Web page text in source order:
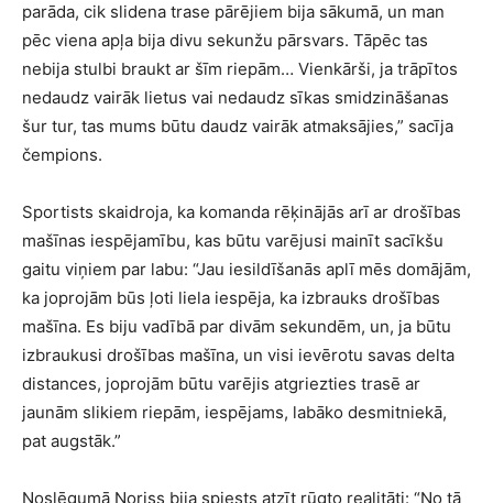
parāda, cik slidena trase pārējiem bija sākumā, un man
pēc viena apļa bija divu sekunžu pārsvars. Tāpēc tas
nebija stulbi braukt ar šīm riepām… Vienkārši, ja trāpītos
nedaudz vairāk lietus vai nedaudz sīkas smidzināšanas
šur tur, tas mums būtu daudz vairāk atmaksājies,” sacīja
čempions.
Sportists skaidroja, ka komanda rēķinājās arī ar drošības
mašīnas iespējamību, kas būtu varējusi mainīt sacīkšu
gaitu viņiem par labu: “Jau iesildīšanās aplī mēs domājām,
ka joprojām būs ļoti liela iespēja, ka izbrauks drošības
mašīna. Es biju vadībā par divām sekundēm, un, ja būtu
izbraukusi drošības mašīna, un visi ievērotu savas delta
distances, joprojām būtu varējis atgriezties trasē ar
jaunām slikiem riepām, iespējams, labāko desmitniekā,
pat augstāk.”
Noslēgumā Noriss bija spiests atzīt rūgto realitāti: “No tā